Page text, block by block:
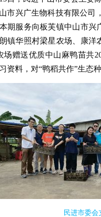
市兴广生物科技有限公司
期服务向板芙镇中山市兴
镇华照村梁星农场、康洋
场赠送优质中山麻鸭苗共
资料，对“鸭稻共作”生态
民进市委会